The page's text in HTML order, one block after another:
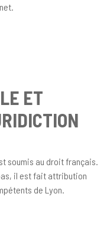
ET
soumis au droit français.
il est fait attribution
de Lyon.